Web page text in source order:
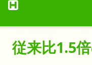
リ
従来比1.5